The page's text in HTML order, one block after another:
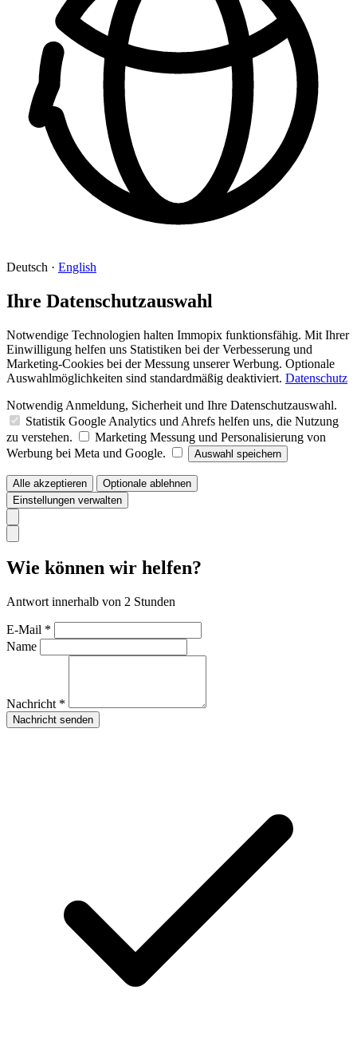
Deutsch · English
Ihre Datenschutzauswahl
Notwendige Technologien halten Immopix funktionsfähig. Mit Ihrer
Einwilligung helfen uns Statistiken bei der Verbesserung und
Marketing-Cookies bei der Messung unserer Werbung. Optionale
Auswahlmöglichkeiten sind standardmäßig deaktiviert. Datenschutz
Notwendig Anmeldung, Sicherheit und Ihre Datenschutzauswahl.
Statistik Google Analytics und Ahrefs helfen uns, die Nutzung
zu verstehen.
Marketing Messung und Personalisierung von
Werbung bei Meta und Google.
Auswahl speichern
Alle akzeptieren
Optionale ablehnen
Einstellungen verwalten
Wie können wir helfen?
Antwort innerhalb von 2 Stunden
E-Mail *
Name
Nachricht *
Nachricht senden